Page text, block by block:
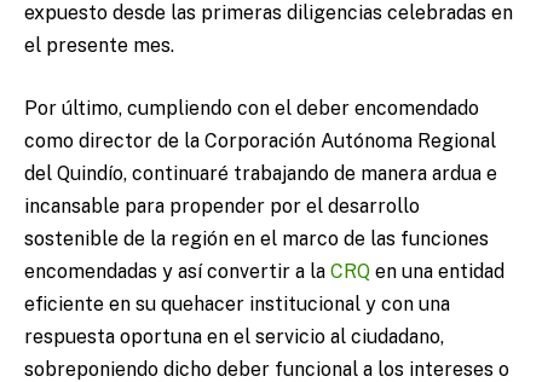
expuesto desde las primeras diligencias celebradas en
el presente mes.
Por último, cumpliendo con el deber encomendado
como director de la Corporación Autónoma Regional
del Quindío, continuaré trabajando de manera ardua e
incansable para propender por el desarrollo
sostenible de la región en el marco de las funciones
encomendadas y así convertir a la CRQ en una entidad
eficiente en su quehacer institucional y con una
respuesta oportuna en el servicio al ciudadano,
sobreponiendo dicho deber funcional a los intereses o